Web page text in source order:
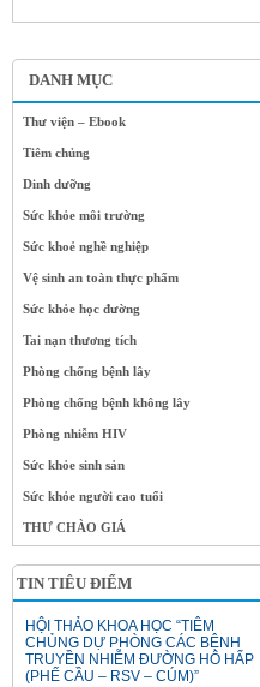
DANH MỤC
Thư viện – Ebook
Tiêm chủng
Dinh dưỡng
Sức khỏe môi trường
Sức khoẻ nghề nghiệp
Vệ sinh an toàn thực phẩm
Sức khỏe học đường
Tai nạn thương tích
Phòng chống bệnh lây
Phòng chống bệnh không lây
Phòng nhiễm HIV
Sức khỏe sinh sản
Sức khỏe người cao tuổi
THƯ CHÀO GIÁ
TIN TIÊU ĐIỂM
HỘI THẢO KHOA HỌC “TIÊM
CHỦNG DỰ PHÒNG CÁC BỆNH
TRUYỀN NHIỄM ĐƯỜNG HÔ HẤP
(PHẾ CẦU – RSV – CÚM)”